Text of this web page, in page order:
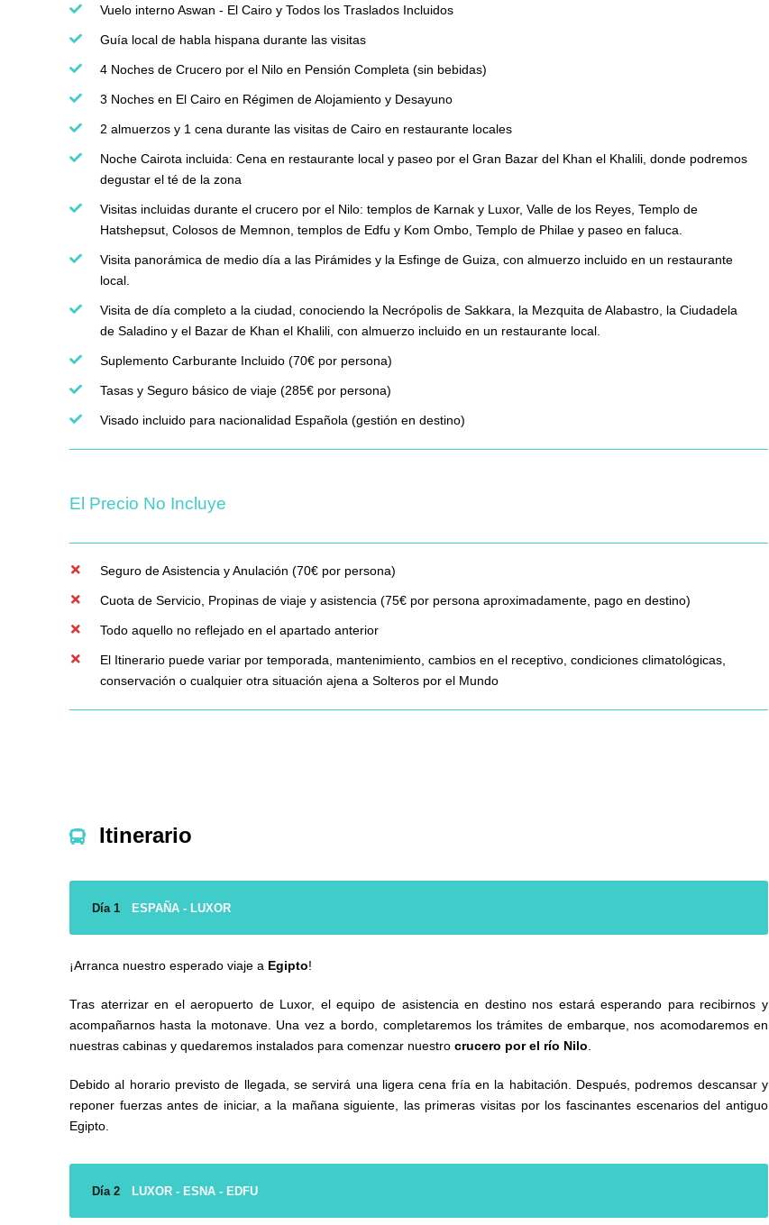
Vuelo interno Aswan - El Cairo y Todos los Traslados Incluidos
Guía local de habla hispana durante las visitas
4 Noches de Crucero por el Nilo en Pensión Completa (sin bebidas)
3 Noches en El Cairo en Régimen de Alojamiento y Desayuno
2 almuerzos y 1 cena durante las visitas de Cairo en restaurante locales
Noche Cairota incluida: Cena en restaurante local y paseo por el Gran Bazar del Khan el Khalili, donde podremos
degustar el té de la zona
Visitas incluidas durante el crucero por el Nilo: templos de Karnak y Luxor, Valle de los Reyes, Templo de
Hatshepsut, Colosos de Memnon, templos de Edfu y Kom Ombo, Templo de Philae y paseo en faluca.
Visita panorámica de medio día a las Pirámides y la Esfinge de Guiza, con almuerzo incluido en un restaurante
local.
Visita de día completo a la ciudad, conociendo la Necrópolis de Sakkara, la Mezquita de Alabastro, la Ciudadela
de Saladino y el Bazar de Khan el Khalili, con almuerzo incluido en un restaurante local.
Suplemento Carburante Incluido (70€ por persona)
Tasas y Seguro básico de viaje (285€ por persona)
Visado incluido para nacionalidad Española (gestión en destino)
El Precio No Incluye
Seguro de Asistencia y Anulación (70€ por persona)
Cuota de Servicio, Propinas de viaje y asistencia (75€ por persona aproximadamente, pago en destino)
Todo aquello no reflejado en el apartado anterior
El Itinerario puede variar por temporada, mantenimiento, cambios en el receptivo, condiciones climatológicas,
conservación o cualquier otra situación ajena a Solteros por el Mundo
Itinerario
Día 1 ESPAÑA - LUXOR
¡Arranca nuestro esperado viaje a Egipto!
Tras aterrizar en el aeropuerto de Luxor, el equipo de asistencia en destino nos estará esperando para recibirnos y
acompañarnos hasta la motonave. Una vez a bordo, completaremos los trámites de embarque, nos acomodaremos en
nuestras cabinas y quedaremos instalados para comenzar nuestro crucero por el río Nilo
Debido al horario previsto de llegada, se servirá una ligera cena fría en la habitación. Después, podremos descansar y
reponer fuerzas antes de iniciar, a la mañana siguiente, las primeras visitas por los fascinantes escenarios del antiguo
Egipto.
Día 2 LUXOR - ESNA - EDFU